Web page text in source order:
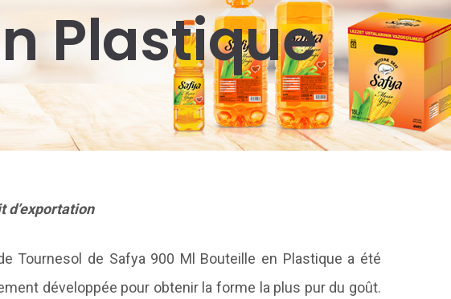
Plastique
d’exportation
Tournesol de Safya 900 Ml Bouteille en Plastique a été
développée pour obtenir la forme la plus pur du goût.